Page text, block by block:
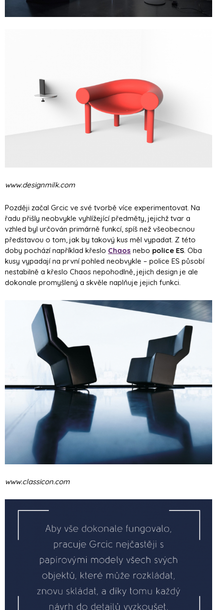
www.designmilk.com
Později začal Grcic ve své tvorbě více experimentovat. Na
řadu přišly neobvykle vyhlížející předměty, jejichž tvar a
vzhled byl určován primárně funkcí, spíš než všeobecnou
představou o tom, jak by takový kus měl vypadat. Z této
doby pochází například křeslo Chaos nebo police ES. Oba
kusy vypadají na první pohled neobvykle – police ES působí
nestabilně a křeslo Chaos nepohodlně, jejich design je ale
dokonale promyšlený a skvěle naplňuje jejich funkci.
www.classicon.com